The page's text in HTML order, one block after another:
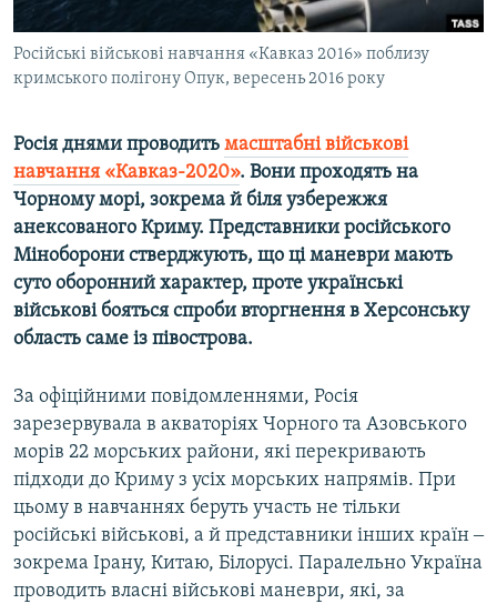
Усі сайти RFE/RL
Російські військові навчання «Кавказ 2016» поблизу
кримського полігону Опук, вересень 2016 року
Росія днями проводить масштабні військові
навчання «Кавказ-2020». Вони проходять на
Чорному морі, зокрема й біля узбережжя
анексованого Криму. Представники російського
Міноборони стверджують, що ці маневри мають
суто оборонний характер, проте українські
військові бояться спроби вторгнення в Херсонську
область саме із півострова.
За офіційними повідомленнями, Росія
зарезервувала в акваторіях Чорного та Азовського
морів 22 морських райони, які перекривають
підходи до Криму з усіх морських напрямів. При
цьому в навчаннях беруть участь не тільки
російські військові, а й представники інших країн ‒
зокрема Ірану, Китаю, Білорусі. Паралельно Україна
проводить власні військові маневри, які, за